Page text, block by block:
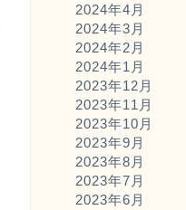
2024年4月
2024年3月
2024年2月
2024年1月
2023年12月
2023年11月
2023年10月
2023年9月
2023年8月
2023年7月
2023年6月